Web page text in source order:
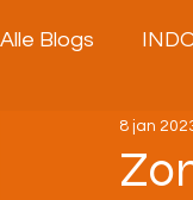
Alle Blogs
8 jan